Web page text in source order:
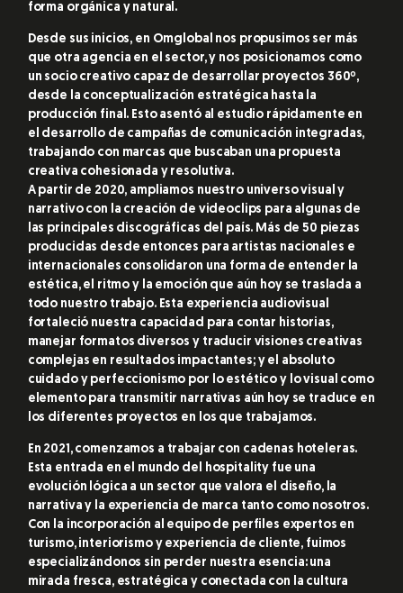
forma orgánica y natural.
Desde sus inicios, en Omglobal nos propusimos ser más
que otra agencia en el sector, y nos posicionamos como
un socio creativo capaz de desarrollar proyectos 360º,
desde la conceptualización estratégica hasta la
producción final. Esto asentó al estudio rápidamente en
el desarrollo de campañas de comunicación integradas,
trabajando con marcas que buscaban una propuesta
creativa cohesionada y resolutiva.
A partir de 2020, ampliamos nuestro universo visual y
narrativo con la creación de videoclips para algunas de
las principales discográficas del país. Más de 50 piezas
producidas desde entonces para artistas nacionales e
internacionales consolidaron una forma de entender la
estética, el ritmo y la emoción que aún hoy se traslada a
todo nuestro trabajo. Esta experiencia audiovisual
fortaleció nuestra capacidad para contar historias,
manejar formatos diversos y traducir visiones creativas
complejas en resultados impactantes; y el absoluto
cuidado y perfeccionismo por lo estético y lo visual como
elemento para transmitir narrativas aún hoy se traduce en
los diferentes proyectos en los que trabajamos.
En 2021, comenzamos a trabajar con cadenas hoteleras.
Esta entrada en el mundo del hospitality fue una
evolución lógica a un sector que valora el diseño, la
narrativa y la experiencia de marca tanto como nosotros.
Con la incorporación al equipo de perfiles expertos en
turismo, interiorismo y experiencia de cliente, fuimos
especializándonos sin perder nuestra esencia: una
mirada fresca, estratégica y conectada con la cultura